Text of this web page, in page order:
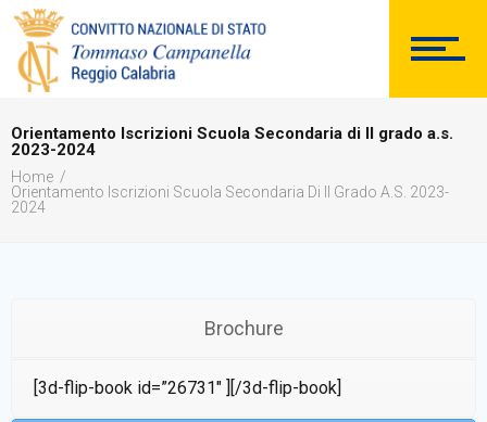
SEGRETERIA
Orientamento Iscrizioni Scuola Secondaria di II grado a.s.
2023-2024
Home
Orientamento Iscrizioni Scuola Secondaria Di II Grado A.s. 2023-
2024
Brochure
[3d-flip-book id=”26731″ ][/3d-flip-book]